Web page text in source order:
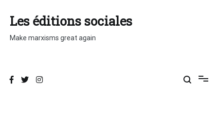
contenu
Les éditions sociales
Make marxisms great again